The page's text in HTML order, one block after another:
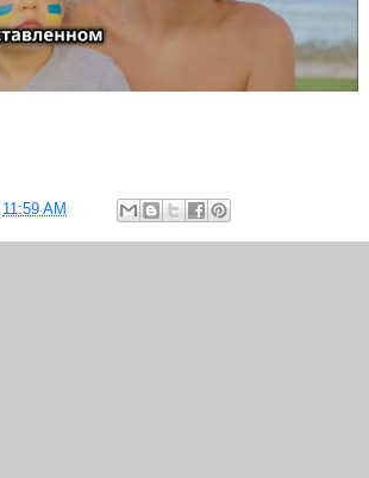
11:59 AM